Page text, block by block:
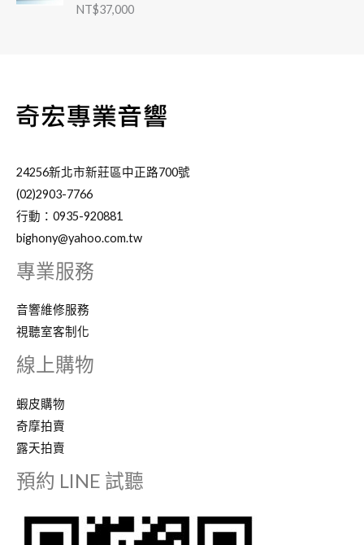
NT$37,000
24256新北市新莊區中正路700號
(02)2903-7766
行動：0935-920881
bighony@yahoo.com.tw
專業服務
音響維修服務
視聽室客制化
線上購物
蝦皮購物
奇摩拍賣
露天拍賣
預約 LINE 試聽